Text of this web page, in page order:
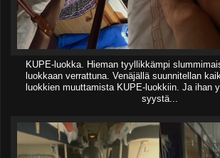
KUPE-luokka. Hieman tyyllikkämpi
luokkaan verrattuna. Venäjällä suunnitellan
luokkien muuttamista KUPE-luokkiin. Ja ihan
syystä...